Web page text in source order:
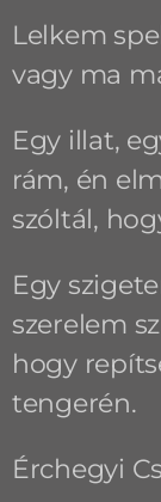
Lelkem
vagy ma
Egy illat,
rám, én
szóltál,
Egy
szerelem
hogy
tengerén.
Érchegyi